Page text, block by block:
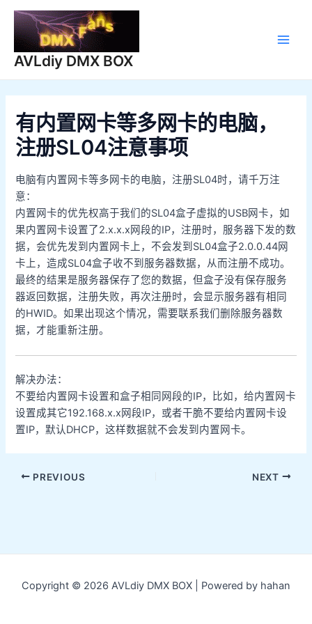
AVLdiy DMX BOX
有内置网卡等多网卡的电脑，
注册SL04注意事项
电脑有内置网卡等多网卡的电脑，注册SL04时，请千万注
意：
内置网卡的优先权高于我们的SL04盒子虚拟的USB网卡，如
果内置网卡设置了2.x.x.x网段的IP，注册时，服务器下发的数
据，会优先发到内置网卡上，不会发到SL04盒子2.0.0.44网
卡上，造成SL04盒子收不到服务器数据，从而注册不成功。
最终的结果是服务器保存了您的数据，但盒子没有保存服务
器返回数据，注册失败，再次注册时，会显示服务器有相同
的HWID。如果出现这个情况，需要联系我们删除服务器数
据，才能重新注册。
解决办法：
不要给内置网卡设置和盒子相同网段的IP，比如，给内置网卡
设置成其它192.168.x.x网段IP，或者干脆不要给内置网卡设
置IP，默认DHCP，这样数据就不会发到内置网卡。
Post
PREVIOUS NEXT
Copyright © 2026 AVLdiy DMX BOX | Powered by hahan